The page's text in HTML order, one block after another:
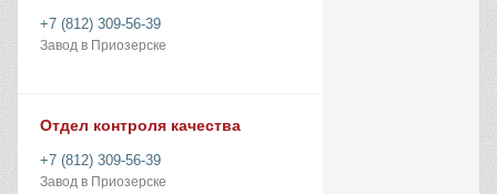
+7 (812) 309-56-39
Завод в Приозерске
Отдел контроля качества
+7 (812) 309-56-39
Завод в Приозерске